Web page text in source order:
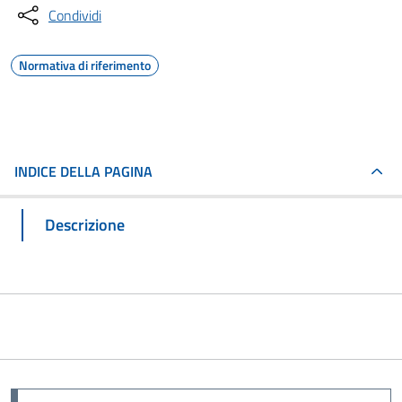
Condividi
Normativa di riferimento
INDICE DELLA PAGINA
Descrizione